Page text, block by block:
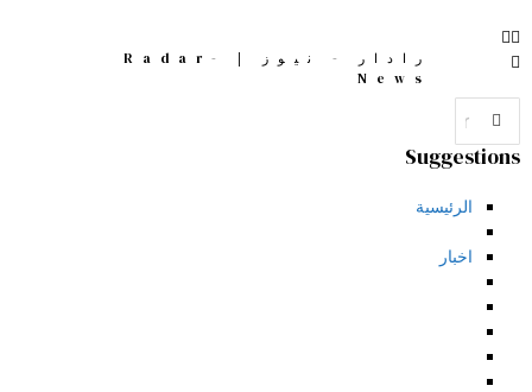
Suggestions
الرئيسية
اخبار
رادار - نيوز | Radar-
News